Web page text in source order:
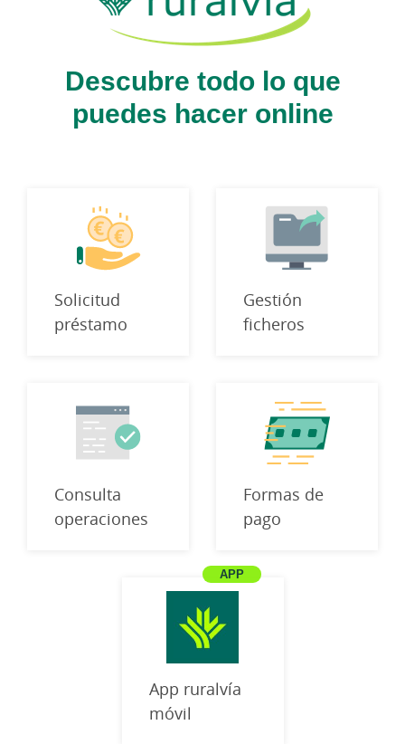
Descubre todo lo que
puedes hacer online
Solicitud
préstamo
Gestión
ficheros
Consulta
operaciones
Formas de
pago
App ruralvía
móvil